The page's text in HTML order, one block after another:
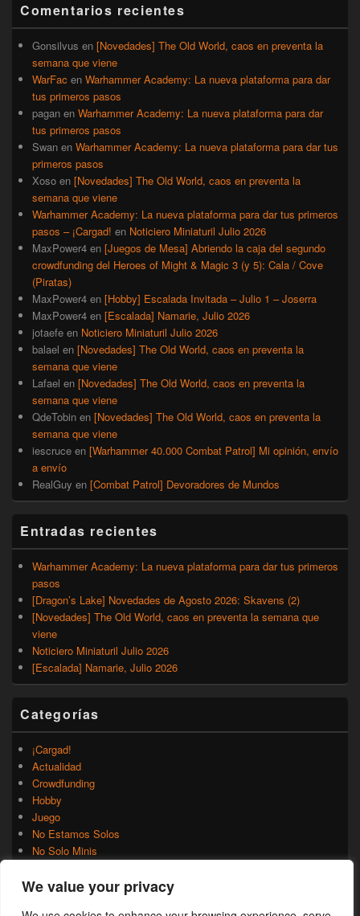
We value your privacy
lateral
primaria
Comentarios recientes
Gonsilvus en [Novedades] The Old World, caos en preventa la
semana que viene
WarFac en Warhammer Academy: La nueva plataforma para dar
tus primeros pasos
pagan en Warhammer Academy: La nueva plataforma para dar
tus primeros pasos
Swan en Warhammer Academy: La nueva plataforma para dar tus
primeros pasos
Xoso en [Novedades] The Old World, caos en preventa la
semana que viene
Warhammer Academy: La nueva plataforma para dar tus primeros
pasos – ¡Cargad! en Noticiero Miniaturil Julio 2026
MaxPower4 en [Juegos de Mesa] Abriendo la caja del segundo
crowdfunding del Heroes of Might & Magic 3 (y 5): Cala / Cove
(Piratas)
MaxPower4 en [Hobby] Escalada Invitada – Julio 1 – Joserra
MaxPower4 en [Escalada] Namarie, Julio 2026
jotaefe en Noticiero Miniaturil Julio 2026
balael en [Novedades] The Old World, caos en preventa la
semana que viene
Lafael en [Novedades] The Old World, caos en preventa la
semana que viene
QdeTobin en [Novedades] The Old World, caos en preventa la
semana que viene
iescruce en [Warhammer 40.000 Combat Patrol] Mi opinión, envío
a envío
RealGuy en [Combat Patrol] Devoradores de Mundos
Entradas recientes
Warhammer Academy: La nueva plataforma para dar tus primeros
pasos
[Dragon’s Lake] Novedades de Agosto 2026: Skavens (2)
[Novedades] The Old World, caos en preventa la semana que
viene
Noticiero Miniaturil Julio 2026
[Escalada] Namarie, Julio 2026
Categorías
¡Cargad!
Actualidad
Crowdfunding
Hobby
Juego
No Estamos Solos
No Solo Minis
Rumores